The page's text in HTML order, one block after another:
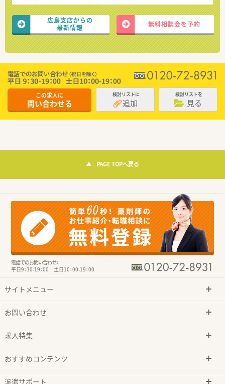
広島支店からの
最新情報
無料相談会を予約
この求人に
問い合わせる
検討リストに
追加
検討リストを
見る
PAGE TOPへ戻る
電話でのお問い合わせ：
平日9：30-19：00 土日10：00-19：00
サイトメニュー
お問い合わせ
求人特集
おすすめコンテンツ
派遣サポート